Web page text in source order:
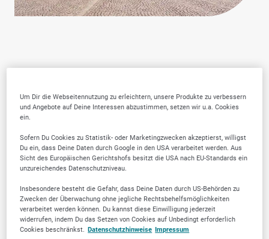
Trusted Firmen wählen?
Um Dir die Webseitennutzung zu erleichtern, unsere Produkte zu verbessern
und Angebote auf Deine Interessen abzustimmen, setzen wir u.a. Cookies
ein.
Sofern Du Cookies zu Statistik- oder Marketingzwecken akzeptierst, willigst
Du ein, dass Deine Daten durch Google in den USA verarbeitet werden. Aus
Sicht des Europäischen Gerichtshofs besitzt die USA nach EU-Standards ein
unzureichendes Datenschutzniveau.
Insbesondere besteht die Gefahr, dass Deine Daten durch US-Behörden zu
Zwecken der Überwachung ohne jegliche Rechtsbehelfsmöglichkeiten
verarbeitet werden können. Du kannst diese Einwilligung jederzeit
widerrufen, indem Du das Setzen von Cookies auf Unbedingt erforderlich
Cookies beschränkst. Datenschutzhinweise Impressum